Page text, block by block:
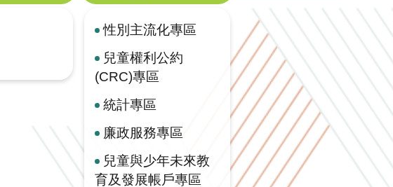
性別主流化專區
兒童權利公約
(CRC)專區
統計專區
廉政服務專區
兒童與少年未來教
育及發展帳戶專區